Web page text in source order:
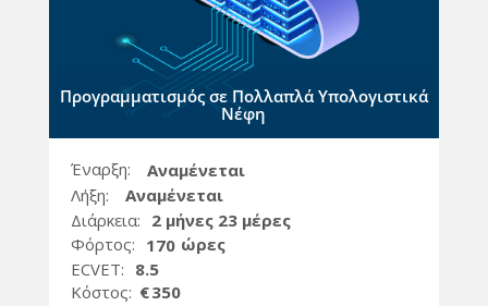
Προγραμματισμός σε Πολλαπλά Υπολογιστικά
Νέφη
Έναρξη:
Αναμένεται
Λήξη:
Αναμένεται
Διάρκεια: 2 μήνες 23 μέρες
Φόρτος: 170 ώρες
ECVET: 8.5
Kόστος: €350